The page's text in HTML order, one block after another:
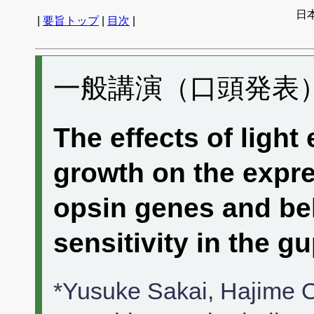
要旨トップ| 目次
日
一般講演（口頭発表
The effects of light
growth on the
opsin genes and
sensitivity in the
*Yusuke Sakai, Hajime